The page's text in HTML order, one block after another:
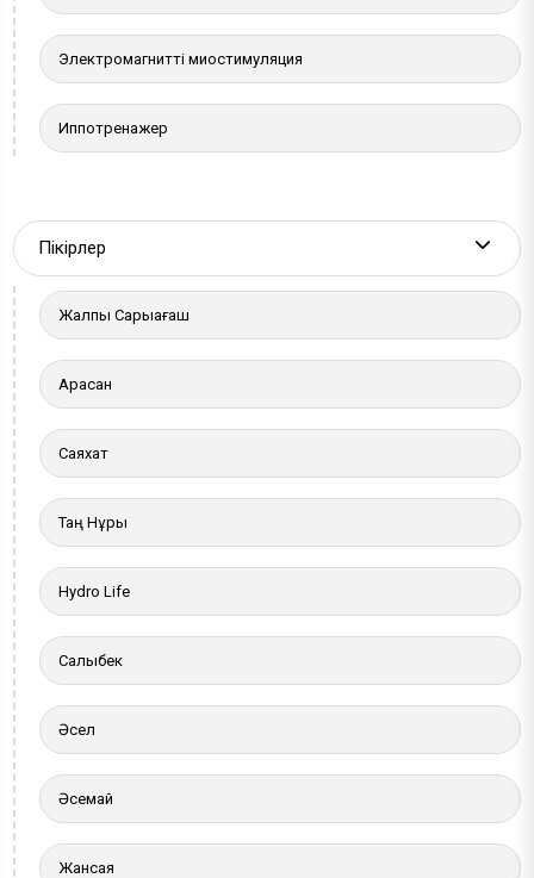
Электромагнитті миостимуляция
Иппотренажер
Пікірлер More
Жалпы Сарыағаш
Арасан
Саяхат
Таң Нұры
Hydro Life
Салыбек
Әсел
Әсемай
Жансая